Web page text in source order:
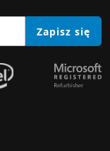
Zapisz się